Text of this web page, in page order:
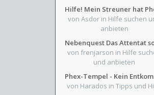
von Asdor in Hilfe suchen
anbieten
von frenjarson in Hilfe
und anbieten
von Harados in Tipps und